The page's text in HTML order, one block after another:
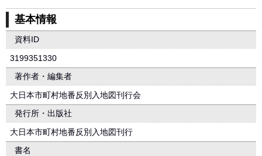
基本情報
資料ID
3199351330
著作者・編集者
大日本市町村地番反別入地図刊行会
発行所・出版社
大日本市町村地番反別入地図刊行
書名